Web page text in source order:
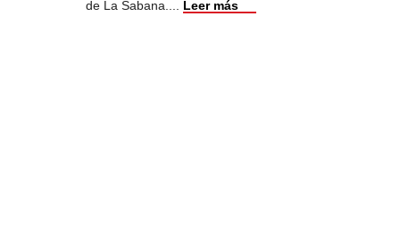
de La Sabana.
Leer más